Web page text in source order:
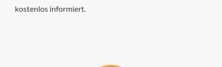
kostenlos informiert.